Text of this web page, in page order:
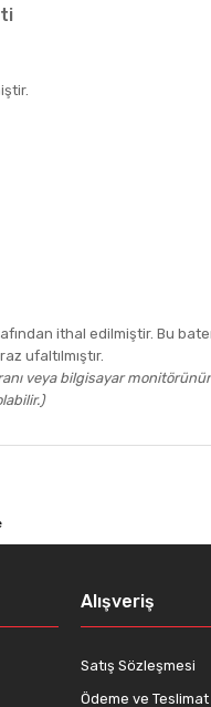
ithal edilmiştir. Bu
ufaltılmıştır.
veya bilgisayar
Alışveriş
Satış Sözleşmesi
Ödeme ve Teslimat